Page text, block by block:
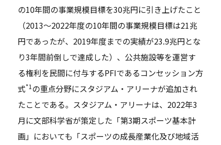
の10年間の事業規模目標を30兆円に引き上げたこと
（2013～2022年度の10年間の事業規模目標は21兆
円であったが、2019年度までの実績が23.9兆円とな
り3年間前倒しで達成した）、公共施設等を運営す
る権利を民間に付与するPFIであるコンセッション方
式*1の重点分野にスタジアム・アリーナが追加され
たことである。スタジアム・アリーナは、2022年3
月に文部科学省が策定した「第3期スポーツ基本計
画」においても「スポーツの成長産業化及び地域活